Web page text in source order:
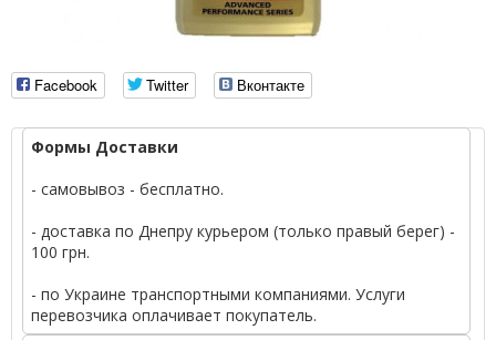
Facebook Twitter Вконтакте
Формы Доставки
- самовывоз - бесплатно.
- доставка по Днепру курьером (только правый берег) -
100 грн.
- по Украине транспортными компаниями. Услуги
перевозчика оплачивает покупатель.